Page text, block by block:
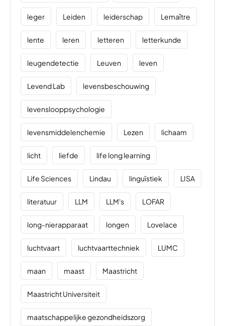
leger Leiden leiderschap Lemaître
lente leren letteren letterkunde
leugendetectie Leuven leven
Levend Lab levensbeschouwing
levenslooppsychologie
levensmiddelenchemie Lezen lichaam
licht liefde life long learning
Life Sciences Lindau linguïstiek LISA
literatuur LLM LLM's LOFAR
long-nierapparaat longen Lovelace
luchtvaart luchtvaarttechniek LUMC
maan maast Maastricht
Maastricht Universiteit
maatschappelijke gezondheidszorg